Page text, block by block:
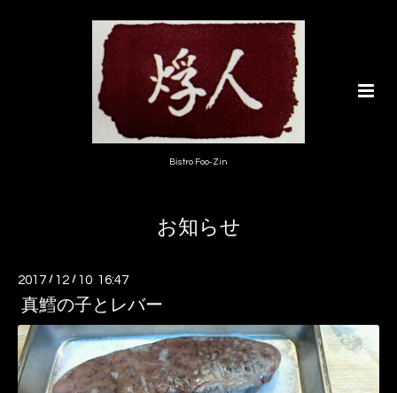
Bistro Foo-Zin
お知らせ
2017 / 12 / 10 16:47
真鱈の子とレバー